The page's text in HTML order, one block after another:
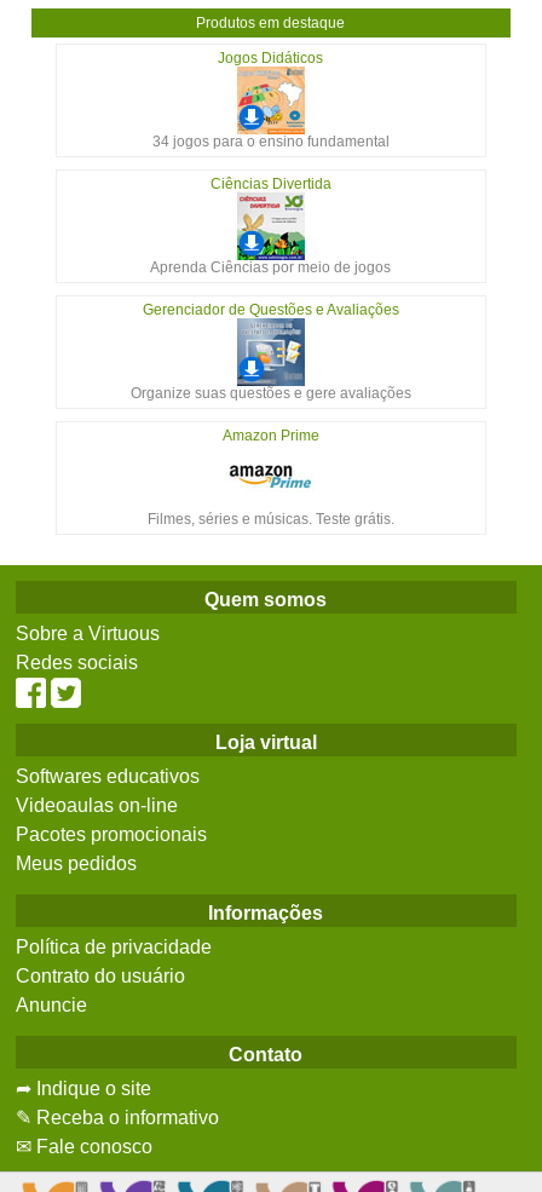
Produtos em destaque
Jogos Didáticos
34 jogos para o ensino fundamental
Ciências Divertida
Aprenda Ciências por meio de jogos
Gerenciador de Questões e Avaliações
Organize suas questões e gere avaliações
Amazon Prime
Filmes, séries e músicas. Teste grátis.
Quem somos
Sobre a Virtuous
Redes sociais
Loja virtual
Softwares educativos
Videoaulas on-line
Pacotes promocionais
Meus pedidos
Informações
Política de privacidade
Contrato do usuário
Anuncie
Contato
➦ Indique o site
✎ Receba o informativo
✉ Fale conosco